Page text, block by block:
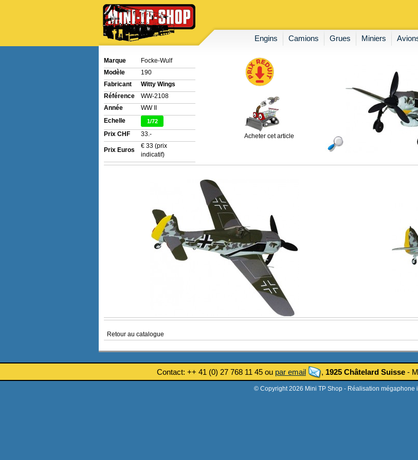
Engins Camions Grues Miniers
Marque
Focke-Wulf
Modèle
190
Fabricant
Witty Wings
Référence
WW-2108
Année
WW II
Echelle
1/72
Prix CHF 33.-
Prix Euros
€ 33 (prix
indicatif)
Acheter cet article
Retour au catalogue
Contact: ++ 41 (0) 27 768 11 45 ou par email , 1925 Châtelard Suisse -
© Copyright 2026 Mini TP Shop - Réalisation mégaphone